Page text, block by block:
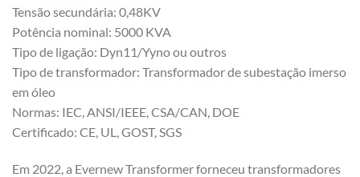
Tensão secundária: 0,48KV
Potência nominal: 5000 KVA
Tipo de ligação: Dyn11/Yyno ou outros
Tipo de transformador: Transformador de subestação imerso
em óleo
Normas: IEC, ANSI/IEEE, CSA/CAN, DOE
Certificado: CE, UL, GOST, SGS
Em 2022, a Evernew Transformer forneceu transformadores